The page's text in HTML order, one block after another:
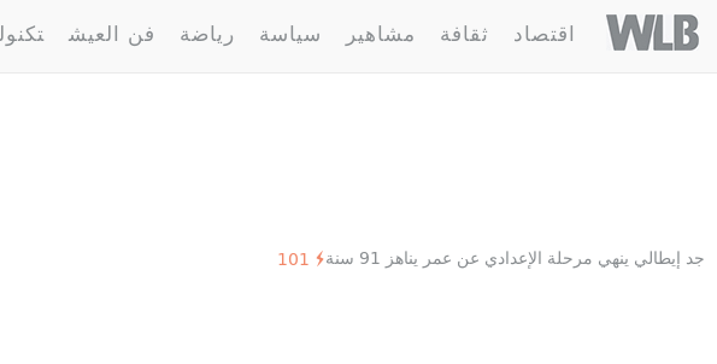
Welovebuzz
اقتصاد ثقافة مشاهير سياسة رياضة فن العيش
1 مقالة : جد
جد إيطالي ينهي مرحلة الإعدادي عن عمر يناهز 91 سنة